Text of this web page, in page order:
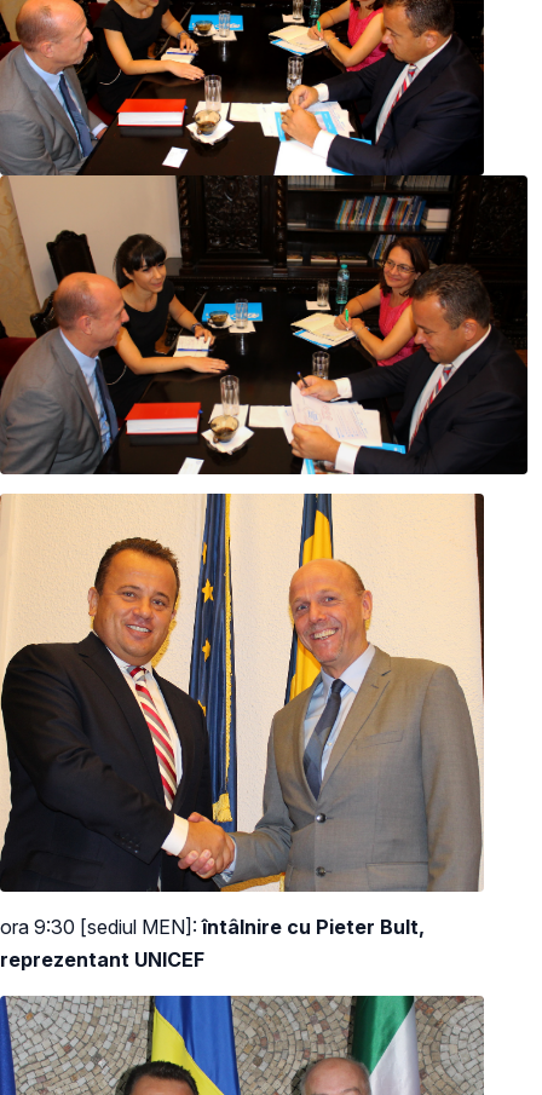
ora 9:30 [sediul MEN]: întâlnire cu Pieter Bult,
reprezentant UNICEF